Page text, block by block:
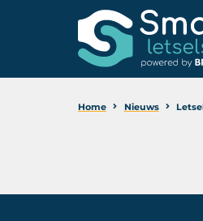
Home Nieuws